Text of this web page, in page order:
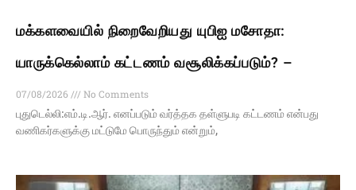
மக்களவையில் நிறைவேறியது யுபிஐ மசோதா:
யாருக்கெல்லாம் கட்டணம் வசூலிக்கப்படும்? –
07/08/2026
No Comments
புதுடெல்லி:எம்.டி.ஆர். எனப்படும் வர்த்தக தள்ளுபடி கட்டணம் என்பது
வணிகர்களுக்கு மட்டுமே பொருந்தும் என்றும்,